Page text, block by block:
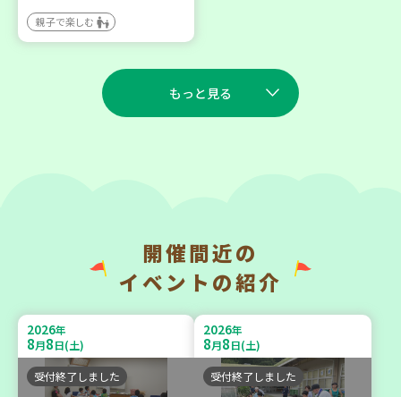
親子で楽しむ
もっと見る
神戸市兵庫区
地域で暮らしたい 「コープ
くらしの助け合いの会」
（会場：兵庫）
ボランティア
神戸市兵庫区
BOSAI(ぼうさい)教室～か
ぞくで楽しくまなぼうさい
～
学び・体験
開催間近の
イベントの紹介
2026年
8月8日(土)
受付終了しました
2026年
8月8日(土)
受付終了しました